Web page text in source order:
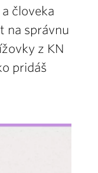
človeka
na správnu
z KN
pridáš